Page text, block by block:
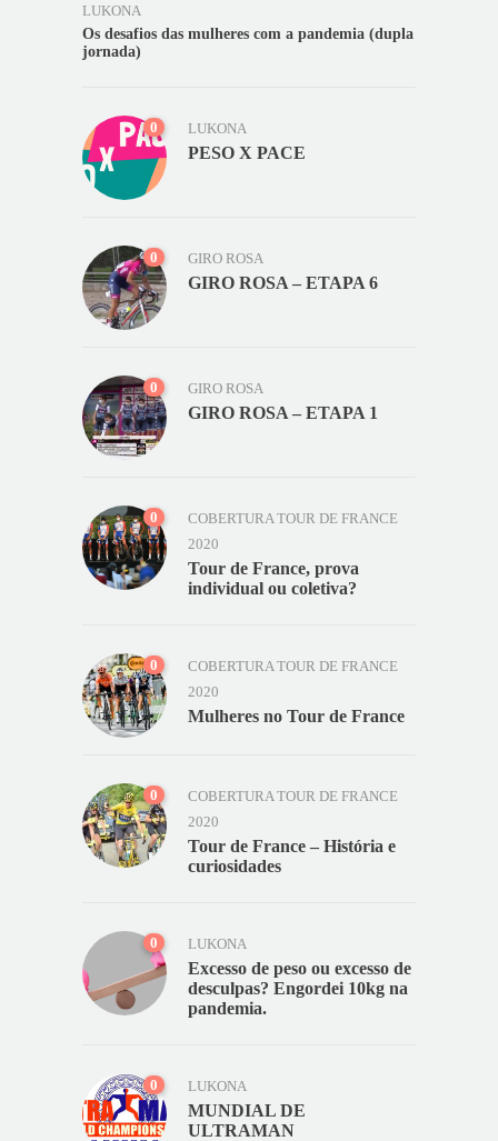
LUKONA
Os desafios das mulheres com a pandemia (dupla
jornada)
0 LUKONA
PESO X PACE
0 GIRO ROSA
GIRO ROSA – ETAPA 6
0 GIRO ROSA
GIRO ROSA – ETAPA 1
0
COBERTURA TOUR DE FRANCE
2020
Tour de France, prova
individual ou coletiva?
0
COBERTURA TOUR DE FRANCE
2020
Mulheres no Tour de France
0
COBERTURA TOUR DE FRANCE
2020
Tour de France – História e
curiosidades
0 LUKONA
Excesso de peso ou excesso de
desculpas? Engordei 10kg na
pandemia.
0 LUKONA
MUNDIAL DE
ULTRAMAN